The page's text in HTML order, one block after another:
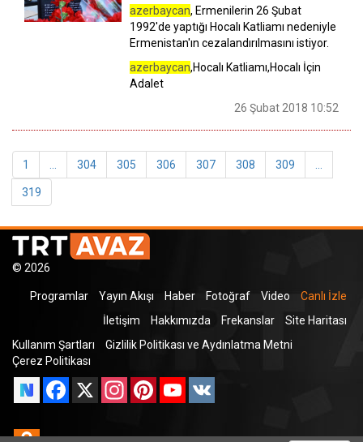
azerbaycan, Ermenilerin 26 Şubat
1992'de yaptığı Hocalı Katliamı nedeniyle
Ermenistan'ın cezalandırılmasını istiyor.
azerbaycan,Hocalı Katliamı,Hocalı İçin
Adalet
26 Şubat 2018 10:52
1 304 305 306 307 308 309
319
© 2026
Programlar Yayın Akışı Haber Fotoğraf Video
Canlı İzle
İletişim
Hakkımızda Frekanslar
Site Haritası
Kullanım Şartları
Gizlilik Politikası ve Aydınlatma Metni
Çerez Politikası
Facebook
X InstagramPinterestYouTube
Odnoklassniki